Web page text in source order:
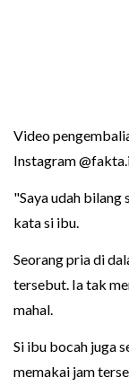
Video
Instagram
"Saya udah bilang
kata si ibu.
Seorang pria di
tersebut. Ia tak
mahal.
Si ibu bocah juga
memakai jam